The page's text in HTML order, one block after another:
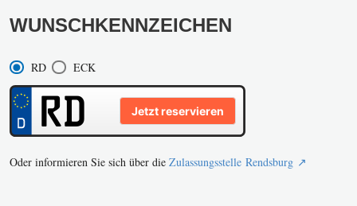
WUNSCHKENNZEICHEN
RD ECK
Jetzt reservieren
Oder informieren Sie sich über die Zulassungsstelle Rendsburg ↗️